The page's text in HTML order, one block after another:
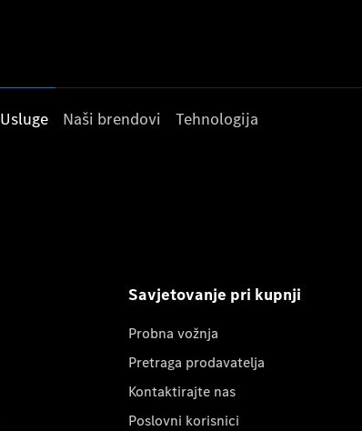
Usluge Naši brendovi Tehnologija
Savjetovanje pri kupnji
Probna vožnja
Pretraga prodavatelja
Kontaktirajte nas
Poslovni korisnici